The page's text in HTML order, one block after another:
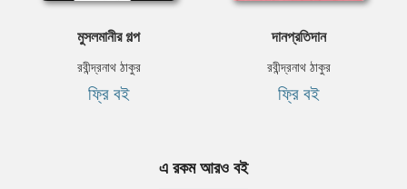
মুসলমানীর গল্প
রবীন্দ্রনাথ ঠাকুর
ফ্রি বই
দানপ্রতিদান
রবীন্দ্রনাথ ঠাকুর
ফ্রি বই
এ রকম আরও বই